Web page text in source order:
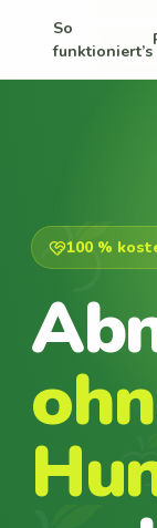
So
funktioniert’s
100 %